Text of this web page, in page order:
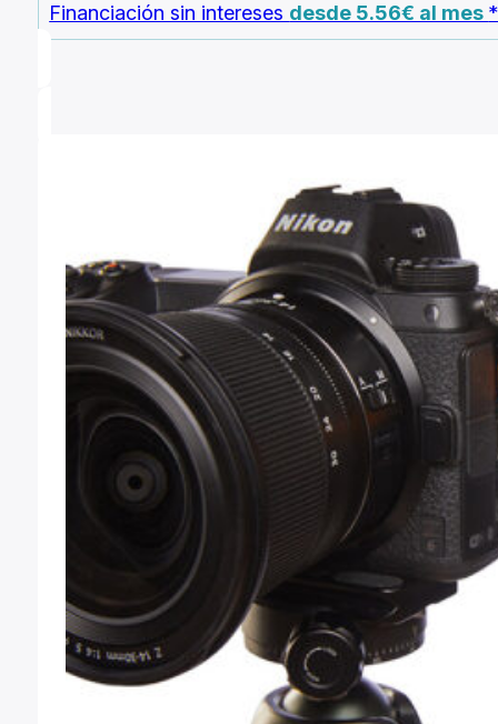
Financiación sin intereses desde 5.56€ al mes